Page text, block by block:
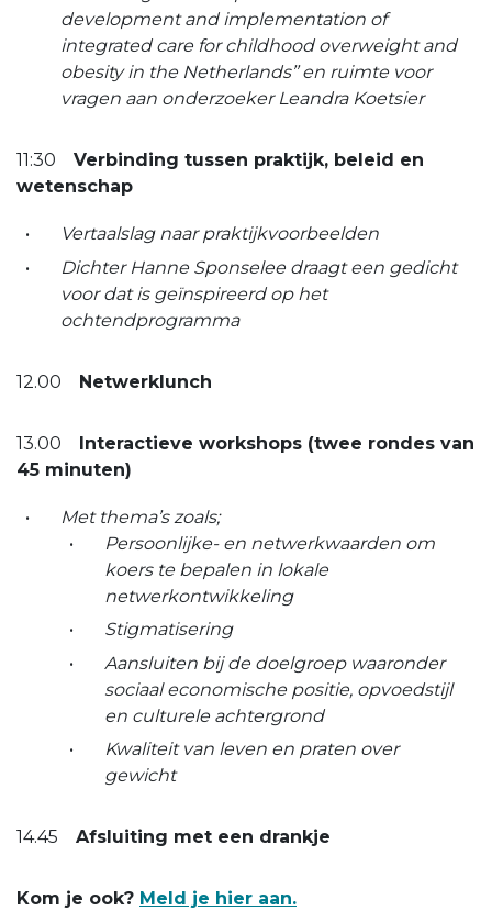
development and implementation of
integrated care for childhood overweight and
obesity in the Netherlands’’ en ruimte voor
vragen aan onderzoeker Leandra Koetsier
11:30 Verbinding tussen praktijk, beleid en
wetenschap
Vertaalslag naar praktijkvoorbeelden
Dichter Hanne Sponselee draagt een gedicht
voor dat is geïnspireerd op het
ochtendprogramma
12.00 Netwerklunch
13.00 Interactieve workshops (twee rondes van
45 minuten)
Met thema’s zoals;
Persoonlijke- en netwerkwaarden om
koers te bepalen in lokale
netwerkontwikkeling
Stigmatisering
Aansluiten bij de doelgroep waaronder
sociaal economische positie, opvoedstijl
en culturele achtergrond
Kwaliteit van leven en praten over
gewicht
14.45 Afsluiting met een drankje
Kom je ook? Meld je hier aan.